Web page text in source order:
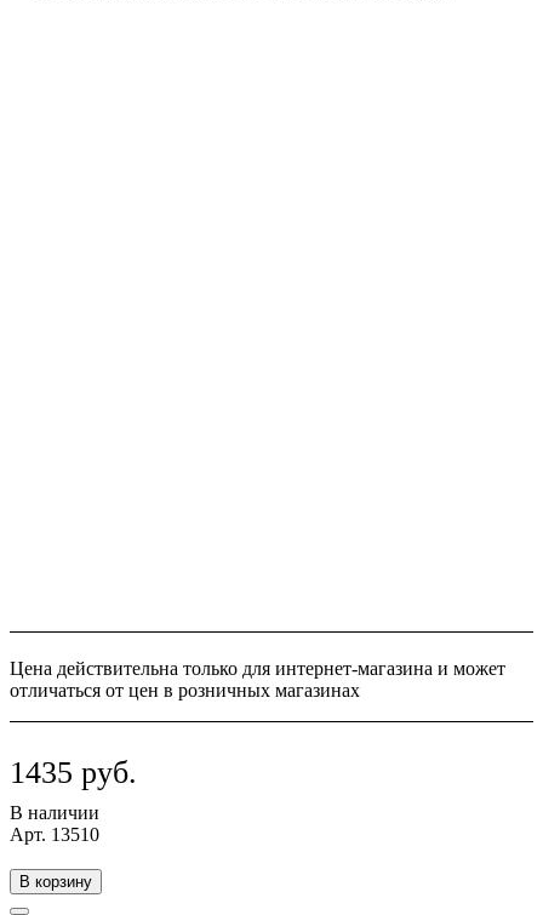
Цена действительна только для интернет-магазина и может
отличаться от цен в розничных магазинах
1435 руб.
В наличии
Арт. 13510
В корзину